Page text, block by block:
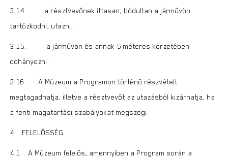
3.14. a résztvevőnek ittasan, bódultan a járművön
tartózkodni, utazni;
3.15. a járművön és annak 5 méteres körzetében
dohányozni.
3.16. A Múzeum a Programon történő részvételt
megtagadhatja, illetve a résztvevőt az utazásból kizárhatja, ha
a fenti magatartási szabályokat megszegi.
4. FELELŐSSÉG
4.1. A Múzeum felelős, amennyiben a Program során a